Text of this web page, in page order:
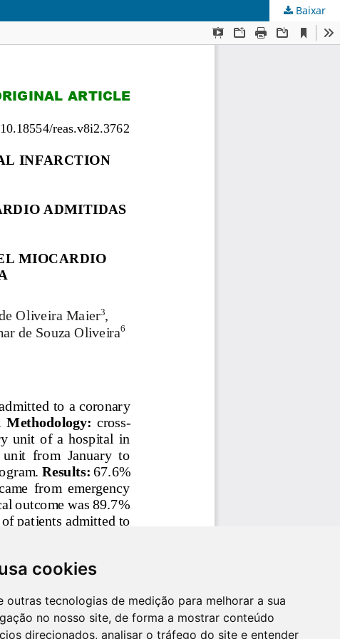
cookies
outras tecnologias de medição para melhorar a sua
no nosso site, de forma a mostrar conteúdo
direcionados, analisar o tráfego do site e entender
Baixar